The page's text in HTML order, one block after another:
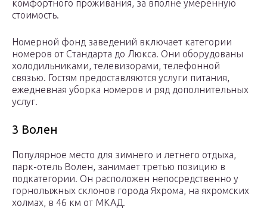
комфортного проживания, за вполне умеренную
стоимость.
Номерной фонд заведений включает категории
номеров от Стандарта до Люкса. Они оборудованы
холодильниками, телевизорами, телефонной
связью. Гостям предоставляются услуги питания,
ежедневная уборка номеров и ряд дополнительных
услуг.
3 Волен
Популярное место для зимнего и летнего отдыха,
парк-отель Волен, занимает третью позицию в
подкатегории. Он расположен непосредственно у
горнолыжных склонов города Яхрома, на яхромских
холмах, в 46 км от МКАД.